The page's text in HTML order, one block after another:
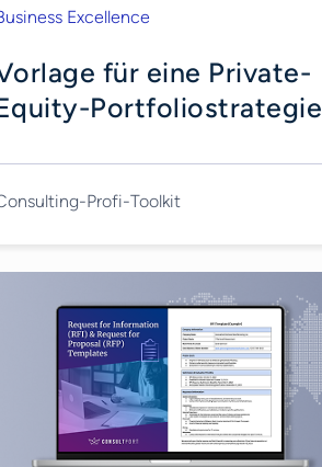
Excellence
für eine Private-
Portfoliostrategie
Profi-Toolkit